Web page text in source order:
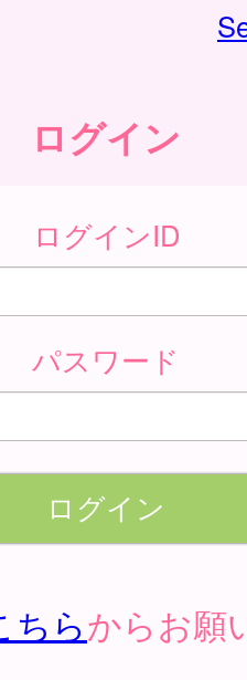
ログイン
ログインID
パスワード
ちらからお願